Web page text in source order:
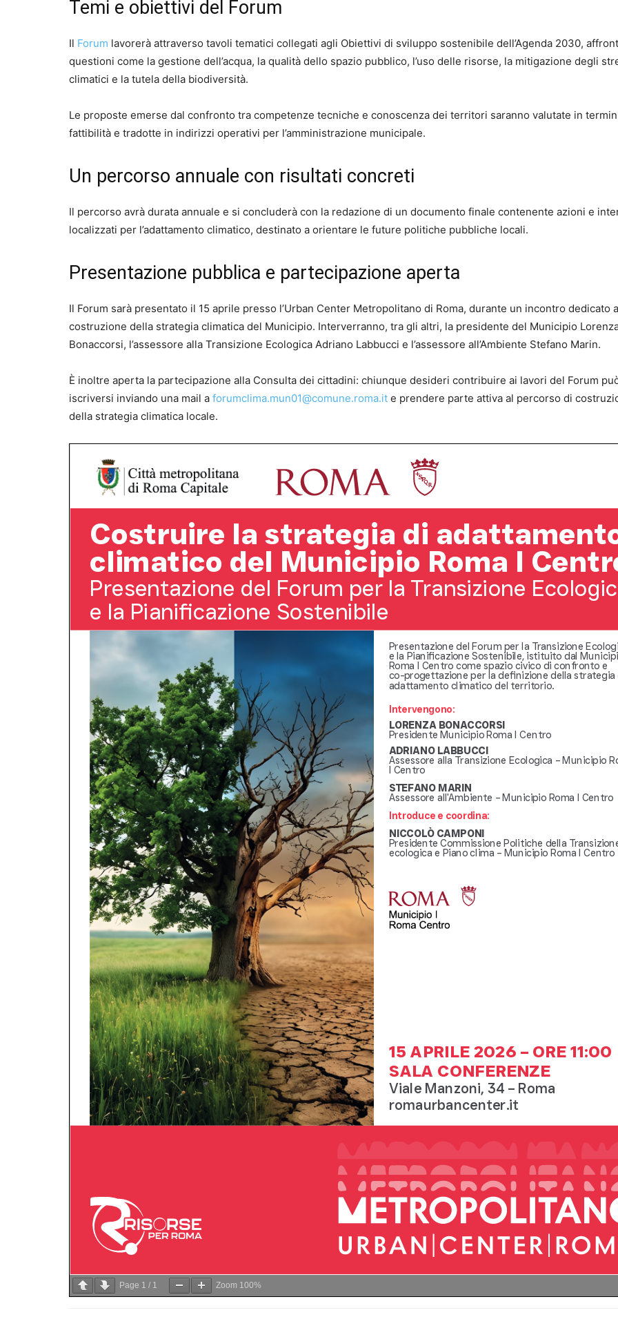
Temi e obiettivi del Forum
Il Forum lavorerà attraverso tavoli tematici collegati agli Obiettivi di sviluppo sostenibile dell’Agenda 2030,
questioni come la gestione dell’acqua, la qualità dello spazio pubblico, l’uso delle risorse, la mitigazione degli
climatici e la tutela della biodiversità.
Le proposte emerse dal confronto tra competenze tecniche e conoscenza dei territori saranno valutate in
fattibilità e tradotte in indirizzi operativi per l’amministrazione municipale.
Un percorso annuale con risultati concreti
Il percorso avrà durata annuale e si concluderà con la redazione di un documento finale contenente azioni e
localizzati per l’adattamento climatico, destinato a orientare le future politiche pubbliche locali.
Presentazione pubblica e partecipazione aperta
Il Forum sarà presentato il 15 aprile presso l’Urban Center Metropolitano di Roma, durante un incontro dedicato
costruzione della strategia climatica del Municipio. Interverranno, tra gli altri, la presidente del Municipio
Bonaccorsi, l’assessore alla Transizione Ecologica Adriano Labbucci e l’assessore all’Ambiente Stefano Marin.
È inoltre aperta la partecipazione alla Consulta dei cittadini: chiunque desideri contribuire ai lavori del Forum
iscriversi inviando una mail a forumclima.mun01@comune.roma.it e prendere parte attiva al percorso di
della strategia climatica locale.
Page 1 / 1 Zoom 100%